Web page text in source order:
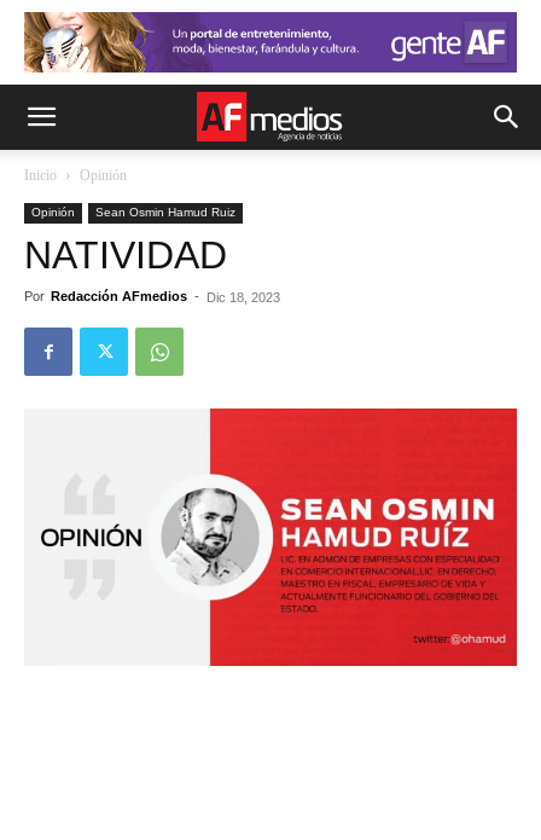
Inicio Opinión
Opinión Sean Osmin Hamud Ruiz
NATIVIDAD
Por Redacción AFmedios - Dic 18, 2023